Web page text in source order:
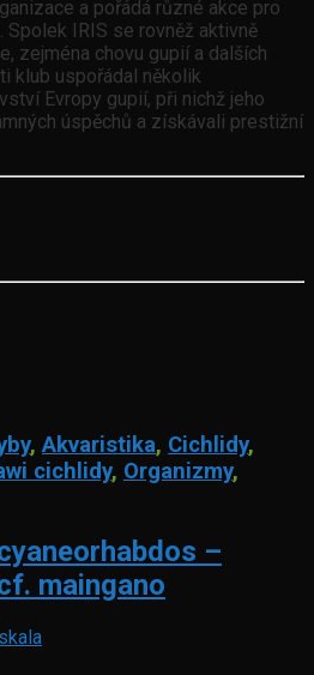
a pořádá různé akce pro
IRIS se rovněž aktivně
zejména chovu gupií a dalších
klub uspořádal několik
Evropy gupií, při nichž jeho
úspěchů a získávali prestižní
,Akvaristika, Cichlidy,
cichlidy, Organizmy,
–
maingano
skala